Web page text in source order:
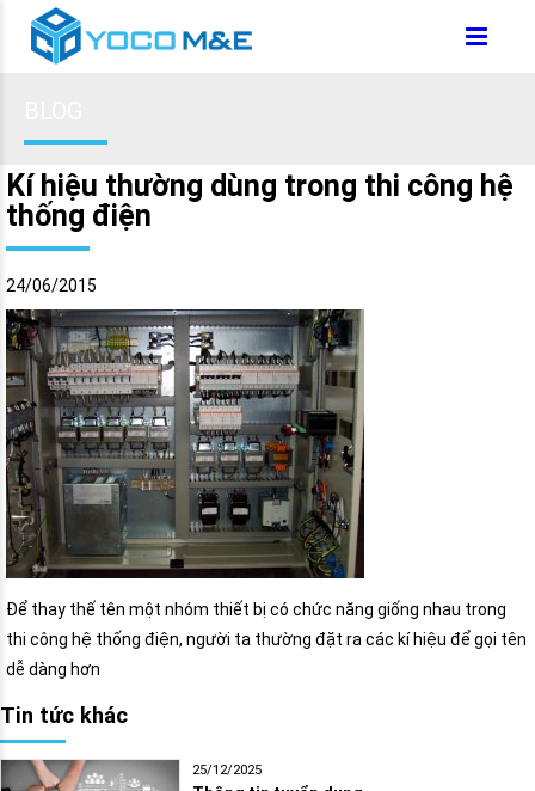
Kí hiệu thường dùng trong thi công hệ
thống điện
24/06/2015
Để thay thế tên một nhóm thiết bị có chức năng giống nhau trong
thi công hệ thống điện, người ta thường đặt ra các kí hiệu để gọi tên
dễ dàng hơn
Tin tức khác
25/12/2025